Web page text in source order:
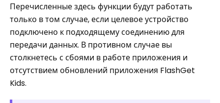
Перечисленные здесь функции будут работать
только в том случае, если целевое устройство
подключено к подходящему соединению для
передачи данных. В противном случае вы
столкнетесь с сбоями в работе приложения и
отсутствием обновлений приложения FlashGet
Kids.